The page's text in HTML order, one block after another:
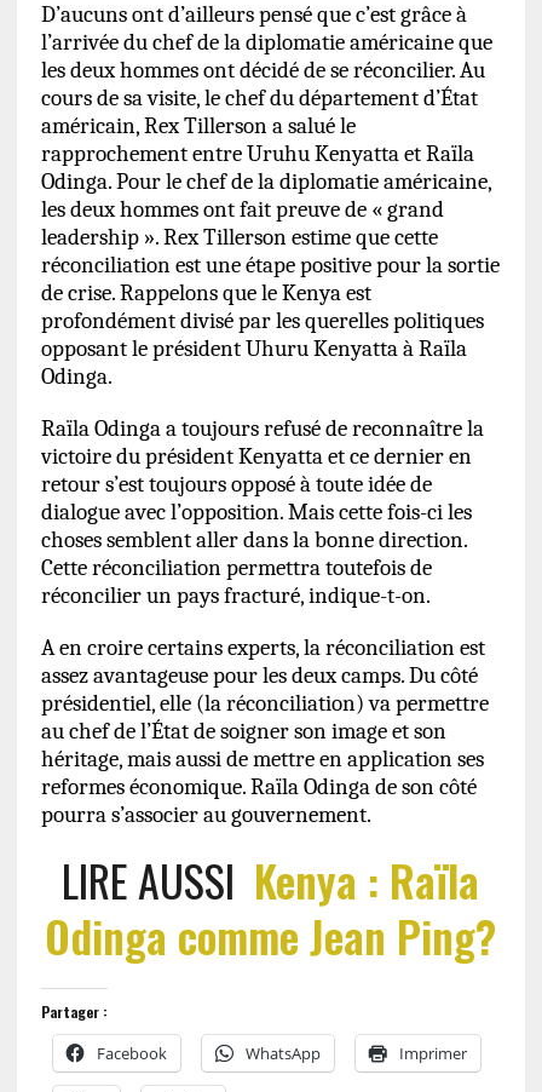
D’aucuns ont d’ailleurs pensé que c’est grâce à
l’arrivée du chef de la diplomatie américaine que
les deux hommes ont décidé de se réconcilier. Au
cours de sa visite, le chef du département d’État
américain, Rex Tillerson a salué le
rapprochement entre Uruhu Kenyatta et Raïla
Odinga.Pour le chef de la diplomatie américaine,
les deux hommes ont fait preuve de « grand
leadership ». Rex Tillerson estime que cette
réconciliation est une étape positive pour la sortie
de crise. Rappelons que le Kenya est
profondément divisé par les querelles politiques
opposant le président Uhuru Kenyatta à Raïla
Odinga.
Raïla Odinga a toujours refusé de reconnaître la
victoire du président Kenyatta et ce dernier en
retour s’est toujours opposé à toute idée de
dialogue avec l’opposition.Mais cette fois-ci les
choses semblent aller dans la bonne direction.
Cette réconciliation permettra toutefois de
réconcilier un pays fracturé, indique-t-on.
A en croire certains experts, la réconciliation est
assez avantageuse pour les deux camps. Du côté
présidentiel, elle (la réconciliation) va permettre
au chef de l’État de soigner son image et son
héritage, mais aussi de mettre en application ses
reformes économique. Raïla Odinga de son côté
pourra s’associer au gouvernement.
LIRE AUSSI Kenya : Raïla
Odinga comme Jean Ping?
Partager :
Facebook WhatsApp Imprimer